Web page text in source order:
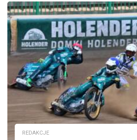
REDAKCJE